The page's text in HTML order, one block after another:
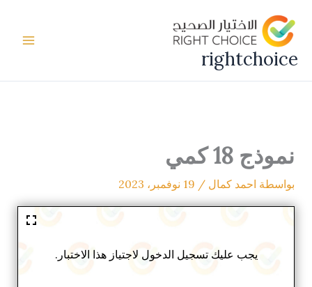
المحتوى
rightchoice
نموذج 18 كمي
بواسطة احمد كمال / 19 نوفمبر، 2023
يجب عليك تسجيل الدخول لاجتياز هذا الاختبار.